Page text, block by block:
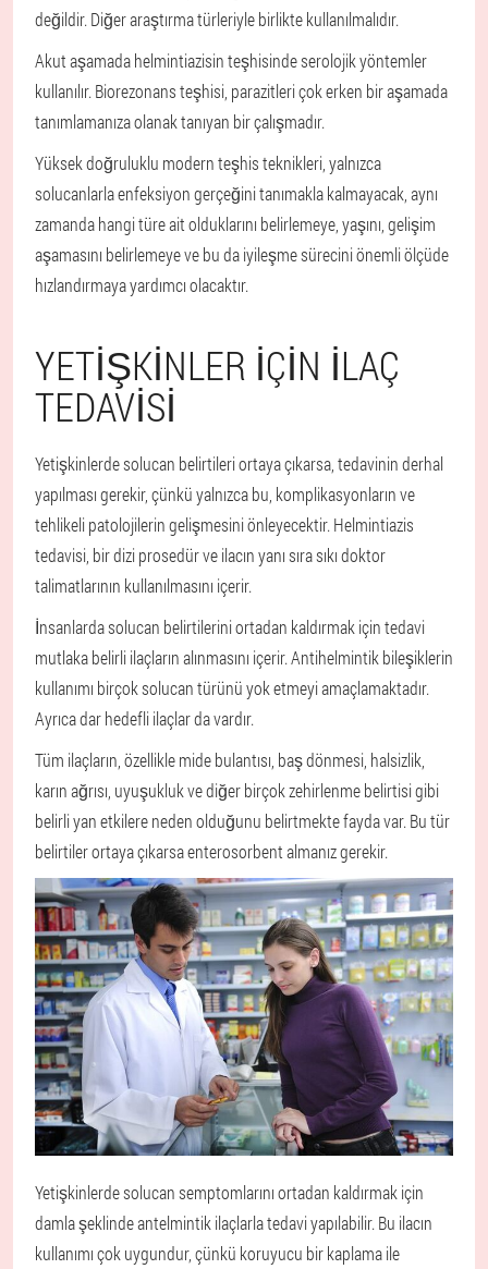
değildir. Diğer araştırma türleriyle birlikte kullanılmalıdır.
Akut aşamada helmintiazisin teşhisinde serolojik yöntemler
kullanılır. Biorezonans teşhisi, parazitleri çok erken bir aşamada
tanımlamanıza olanak tanıyan bir çalışmadır.
Yüksek doğruluklu modern teşhis teknikleri, yalnızca
solucanlarla enfeksiyon gerçeğini tanımakla kalmayacak, aynı
zamanda hangi türe ait olduklarını belirlemeye, yaşını, gelişim
aşamasını belirlemeye ve bu da iyileşme sürecini önemli ölçüde
hızlandırmaya yardımcı olacaktır.
YETIŞKINLER IÇIN ILAÇ
TEDAVISI
Yetişkinlerde solucan belirtileri ortaya çıkarsa, tedavinin derhal
yapılması gerekir, çünkü yalnızca bu, komplikasyonların ve
tehlikeli patolojilerin gelişmesini önleyecektir. Helmintiazis
tedavisi, bir dizi prosedür ve ilacın yanı sıra sıkı doktor
talimatlarının kullanılmasını içerir.
İnsanlarda solucan belirtilerini ortadan kaldırmak için tedavi
mutlaka belirli ilaçların alınmasını içerir. Antihelmintik bileşiklerin
kullanımı birçok solucan türünü yok etmeyi amaçlamaktadır.
Ayrıca dar hedefli ilaçlar da vardır.
Tüm ilaçların, özellikle mide bulantısı, baş dönmesi, halsizlik,
karın ağrısı, uyuşukluk ve diğer birçok zehirlenme belirtisi gibi
belirli yan etkilere neden olduğunu belirtmekte fayda var. Bu tür
belirtiler ortaya çıkarsa enterosorbent almanız gerekir.
Yetişkinlerde solucan semptomlarını ortadan kaldırmak için
damla şeklinde antelmintik ilaçlarla tedavi yapılabilir. Bu ilacın
kullanımı çok uygundur, çünkü koruyucu bir kaplama ile